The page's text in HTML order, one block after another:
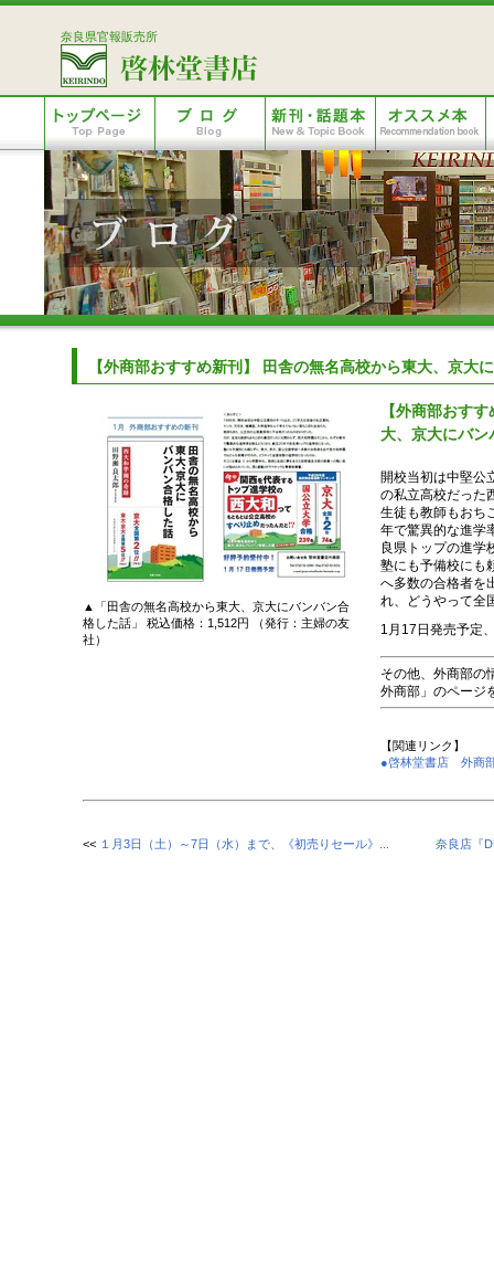
奈良県官報販売所
【外商部おすすめ新刊】 田舎の無名高校から東大、京大
▲「田舎の無名高校から東大、京大にバンバン合
格した話」 税込価格：1,512円 （発行：主婦の友
社）
【外商部おす
大、京大にバ
開校当初は中堅公
の私立高校だった
生徒も教師もおち
年で驚異的な進学
良県トップの進学
塾にも予備校にも
へ多数の合格者を
れ、どうやって全
1月17日発売予定
その他、外商部
外商部」のページ
【関連リンク】
●啓林堂書店 外商
<< １月3日（土）～7日（水）まで、《初売りセール》... 奈良店『